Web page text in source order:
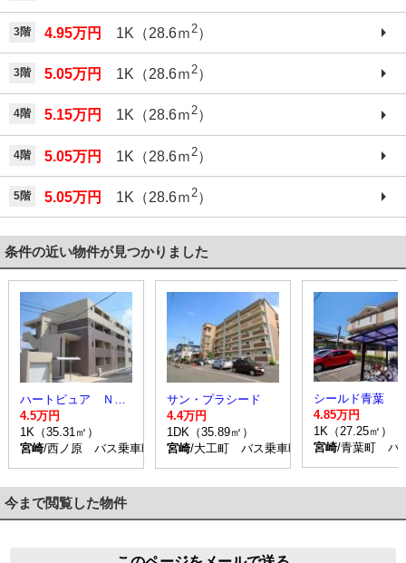
3階 4.95万円 1K（28.6ｍ 2）
3階 5.05万円 1K（28.6ｍ2）
4階 5.15万円 1K（28.6ｍ2）
4階 5.05万円 1K（28.6ｍ 2）
5階 5.05万円 1K（28.6ｍ2）
条件の近い物件が見つかりました
ハートピュア Ｎ＆Ｔ
4.5万円
1K（35.31㎡）
宮崎/西ノ原 バス乗車時間15分 停歩2分
サン・プラシード
4.4万円
1DK（35.89㎡）
宮崎/大工町 バス乗車時間5分 停歩2分
シールド青葉
4.85万円
1K（27.25㎡）
宮崎/青葉町 バ
今まで閲覧した物件